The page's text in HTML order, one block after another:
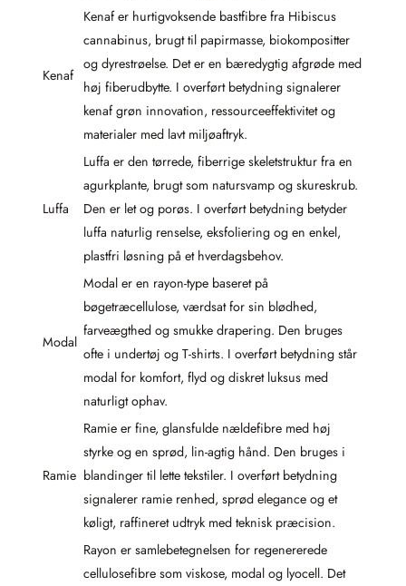
Kenaf
Kenaf er hurtigvoksende bastfibre fra Hibiscus
cannabinus, brugt til papirmasse, biokompositter
og dyrestrøelse. Det er en bæredygtig afgrøde med
høj fiberudbytte. I overført betydning signalerer
kenaf grøn innovation, ressourceeffektivitet og
materialer med lavt miljøaftryk.
Luffa
Luffa er den tørrede, fiberrige skeletstruktur fra en
agurkplante, brugt som natursvamp og skureskrub.
Den er let og porøs. I overført betydning betyder
luffa naturlig renselse, eksfoliering og en enkel,
plastfri løsning på et hverdagsbehov.
Modal
Modal er en rayon-type baseret på
bøgetræcellulose, værdsat for sin blødhed,
farveægthed og smukke drapering. Den bruges
ofte i undertøj og T-shirts. I overført betydning står
modal for komfort, flyd og diskret luksus med
naturligt ophav.
Ramie
Ramie er fine, glansfulde nældefibre med høj
styrke og en sprød, lin-agtig hånd. Den bruges i
blandinger til lette tekstiler. I overført betydning
signalerer ramie renhed, sprød elegance og et
køligt, raffineret udtryk med teknisk præcision.
Rayon er samlebetegnelsen for regenererede
cellulosefibre som viskose, modal og lyocell. Det